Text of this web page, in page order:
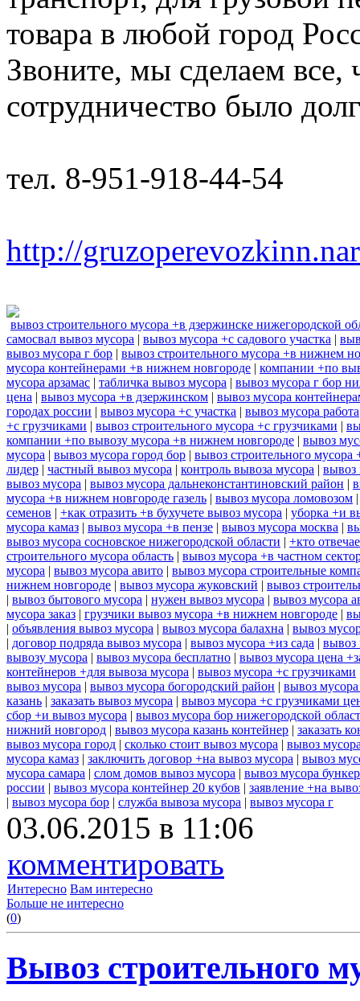
товара в любой город
Звоните, мы сделаем
сотрудничество было
тел. 8-951-918-44-54
http://
вывоз строительного мусора +в дзержинске нижегородской
самосвал вывоз мусора | вывоз мусора +с садового участка |
вывоз мусора г бор | вывоз строительного мусора +в нижнем
мусора контейнерами +в нижнем новгороде | компании +по
мусора арзамас | табличка вывоз мусора | вывоз мусора г бор
цена | вывоз мусора +в дзержинском | вывоз мусора
городах россии | вывоз мусора +с участка | вывоз мусора работа
+с грузчиками | вывоз строительного мусора +с грузчиками |
компании +по вывозу мусора +в нижнем новгороде | вывоз
мусора | вывоз мусора город бор | вывоз строительного мусора
лидер | частный вывоз мусора | контроль вывоза мусора | вывоз
вывоз мусора | вывоз мусора дальнеконстантиновский район |
мусора +в нижнем новгороде газель | вывоз мусора ломовозом
семенов | +как отразить +в бухучете вывоз мусора | уборка +и
мусора камаз | вывоз мусора +в пензе | вывоз мусора москва |
вывоз мусора сосновское нижегородской области | +кто
строительного мусора область | вывоз мусора +в частном
мусора | вывоз мусора авито | вывоз мусора строительные
нижнем новгороде | вывоз мусора жуковский | вывоз
| вывоз бытового мусора | нужен вывоз мусора | вывоз мусора
мусора заказ | грузчики вывоз мусора +в нижнем новгороде |
| объявления вывоз мусора | вывоз мусора балахна | вывоз
| договор подряда вывоз мусора | вывоз мусора +из сада | вывоз
вывозу мусора | вывоз мусора бесплатно | вывоз мусора цена
контейнеров +для вывоза мусора | вывоз мусора +с грузчиками
вывоз мусора | вывоз мусора богородский район | вывоз
казань | заказать вывоз мусора | вывоз мусора +с грузчиками
сбор +и вывоз мусора | вывоз мусора бор нижегородской
нижний новгород | вывоз мусора казань контейнер | заказать
вывоз мусора город | сколько стоит вывоз мусора | вывоз
мусора камаз | заключить договор +на вывоз мусора | вывоз
мусора самара | слом домов вывоз мусора | вывоз мусора
россии | вывоз мусора контейнер 20 кубов | заявление +на
| вывоз мусора бор | служба вывоза мусора | вывоз мусора г
03.06.2015 в 11:06
комментировать
Интересно Вам интересно
Больше не интересно
(0)
Вывоз строительного